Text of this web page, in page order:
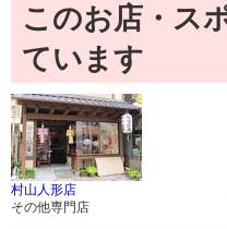
このお店・ス
ています
村山人形店
その他専門店